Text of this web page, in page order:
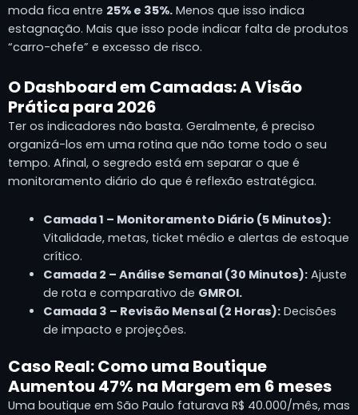
moda fica entre 25% e 35%. Menos que isso indica
estagnação. Mais que isso pode indicar falta de produtos
“carro-chefe” e excesso de risco.
O Dashboard em Camadas: A Visão
Prática para 2026
Ter os indicadores não basta. Geralmente, é preciso
organizá-los em uma rotina que não tome todo o seu
tempo. Afinal, o segredo está em separar o que é
monitoramento diário do que é reflexão estratégica.
Camada 1 – Monitoramento Diário (5 Minutos):
Vitalidade, metas, ticket médio e alertas de estoque
crítico.
Camada 2 – Análise Semanal (30 Minutos):Ajuste
de rota e comparativo de GMROI.
Camada 3 – Revisão Mensal (2 Horas):Decisões
de impacto e projeções.
Caso Real: Como uma Boutique
Aumentou 47% na Margem em 6 meses
Uma boutique em São Paulo faturava R$ 40.000/mês, mas